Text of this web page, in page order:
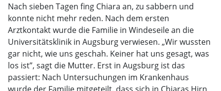
Nach sieben Tagen fing Chiara an, zu sabbern und
konnte nicht mehr reden. Nach dem ersten
Arztkontakt wurde die Familie in Windeseile an die
Universitätsklinik in Augsburg verwiesen. „Wir wussten
gar nicht, wie uns geschah. Keiner hat uns gesagt, was
los ist”, sagt die Mutter. Erst in Augsburg ist das
passiert: Nach Untersuchungen im Krankenhaus